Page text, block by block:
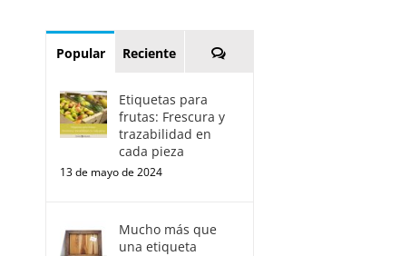
Popular Reciente Comentarios
Etiquetas para
frutas: Frescura y
trazabilidad en
cada pieza
13 de mayo de 2024
Mucho más que
una etiqueta